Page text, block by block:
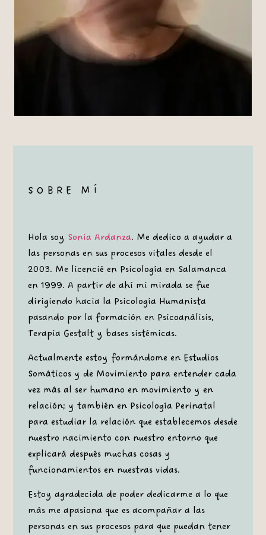
SOBRE MÍ
Hola soy Sonia Ardanza. Me dedico a ayudar a
las personas en sus procesos vitales desde el
2003. Me licencié en Psicología en Salamanca
en 1999. A partir de ahí mi mirada se fue
dirigiendo hacia la Psicología Humanista
pasando por la formación en Psicoanálisis,
Terapia Gestalt y bases sistémicas.
Actualmente estoy formándome en Estudios
Somáticos y de Movimiento para entender cada
vez más al ser humano en movimiento y en
relación; y también en Psicología Perinatal
para estudiar la relación que establecemos desde
nuestro nacimiento con nuestro entorno que
explicará después muchas cosas y
funcionamientos en nuestras vidas.
Estoy agradecida de poder dedicarme a lo que
más me apasiona que es acompañar a las
personas en sus procesos para que puedan tener